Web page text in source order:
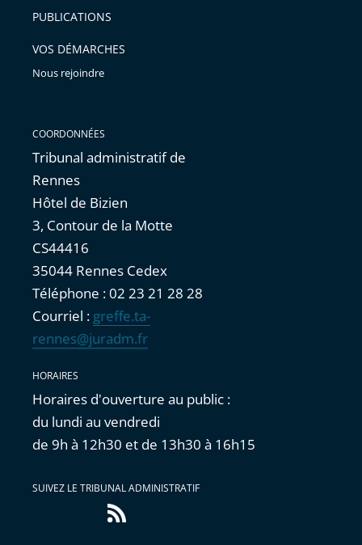
PUBLICATIONS
VOS DÉMARCHES
Nous rejoindre
COORDONNÉES
Tribunal administratif de
Rennes
Hôtel de Bizien
3, Contour de la Motte
CS44416
35044 Rennes Cedex
Téléphone : 02 23 21 28 28
Courriel : greffe.ta-
rennes@juradm.fr
HORAIRES
Horaires d'ouverture au public :
du lundi au vendredi
de 9h à 12h30 et de 13h30 à 16h15
SUIVEZ LE TRIBUNAL ADMINISTRATIF
Flux
RSS